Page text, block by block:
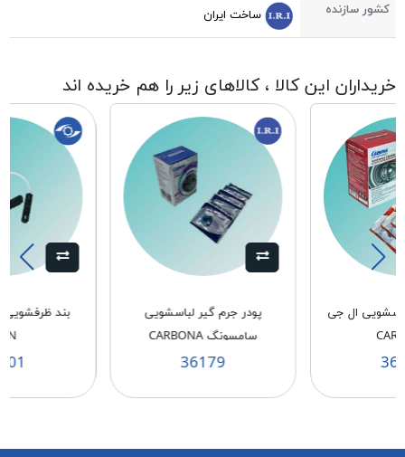
کشور سازنده ساخت ایران
خریداران این کالا ، کالاهای زیر را هم خریده اند
ال جی
پودر جرم گیر لباسشویی
سامسونگ CARBONA
36179
بند